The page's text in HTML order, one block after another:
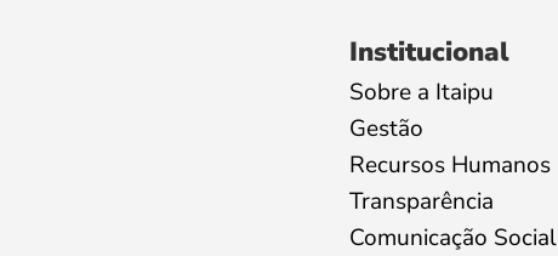
Institucional
Sobre a Itaipu
Gestão
Recursos Humanos
Transparência
Comunicação Social